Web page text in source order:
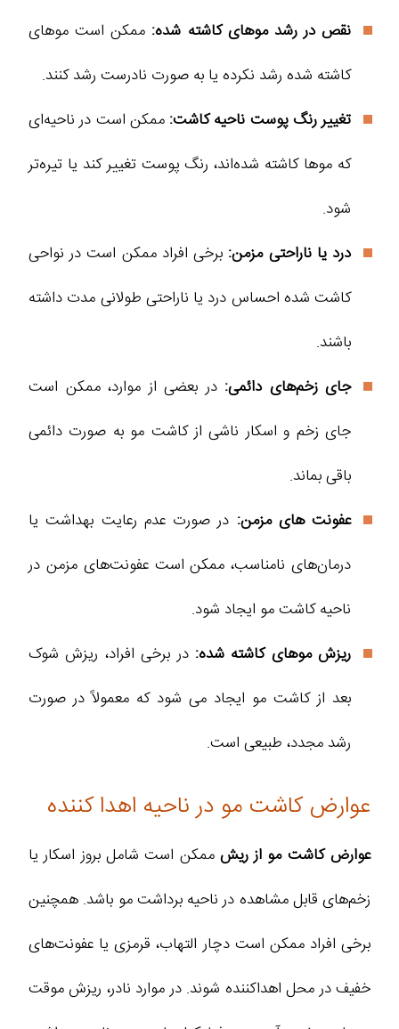
نقص در رشد موهای کاشته شده: ممکن است موهای
کاشته شده رشد نکرده یا به صورت نادرست رشد کنند.
تغییر رنگ پوست ناحیه کاشت:ممکن است در ناحیه‌ای
که موها کاشته شده‌اند، رنگ پوست تغییر کند یا تیره‌تر
شود.
درد یا ناراحتی مزمن: برخی افراد ممکن است در نواحی
کاشت شده احساس درد یا ناراحتی طولانی مدت داشته
باشند.
جای زخم‌های دائمی: در بعضی از موارد، ممکن است
جای زخم و اسکار ناشی از کاشت مو به صورت دائمی
باقی بماند.
عفونت‌ های مزمن: در صورت عدم رعایت بهداشت یا
درمان‌های نامناسب، ممکن است عفونت‌های مزمن در
ناحیه کاشت مو ایجاد شود.
ریزش موهای کاشته شده: در برخی افراد، ریزش شوک
بعد از کاشت مو ایجاد می شود که معمولاً در صورت
رشد مجدد، طبیعی است.
عوارض کاشت مو در ناحیه اهدا کننده
عوارض کاشت مو از ریش ممکن است شامل بروز اسکار یا
زخم‌های قابل مشاهده در ناحیه برداشت مو باشد. همچنین
برخی افراد ممکن است دچار التهاب، قرمزی یا عفونت‌های
خفیف در محل اهداکننده شوند. در موارد نادر، ریزش موقت